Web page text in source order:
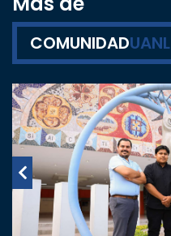
COMUNIDADUANL